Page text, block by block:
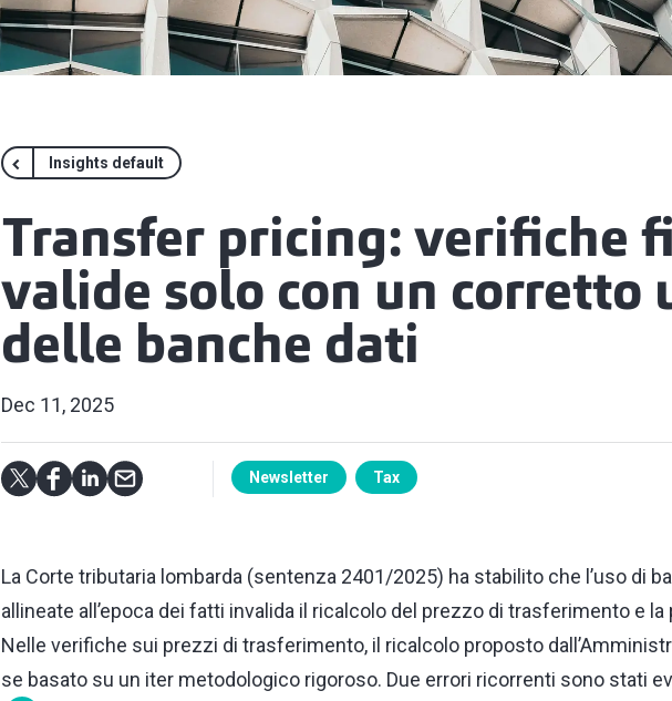
Insights default
Transfer pricing: verifiche
valide solo con un corretto
delle banche dati
Dec 11, 2025
Newsletter Tax
La Corte tributaria lombarda (sentenza 2401/2025) ha stabilito che l’uso di
allineate all’epoca dei fatti invalida il ricalcolo del prezzo di trasferimento e la
Nelle verifiche sui prezzi di trasferimento, il ricalcolo proposto
se basato su un iter metodologico rigoroso. Due errori ricorrenti sono stati